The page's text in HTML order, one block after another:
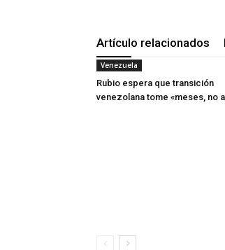
Artículo relacionados
Venezuela
Rubio espera que transición
venezolana tome «meses, no